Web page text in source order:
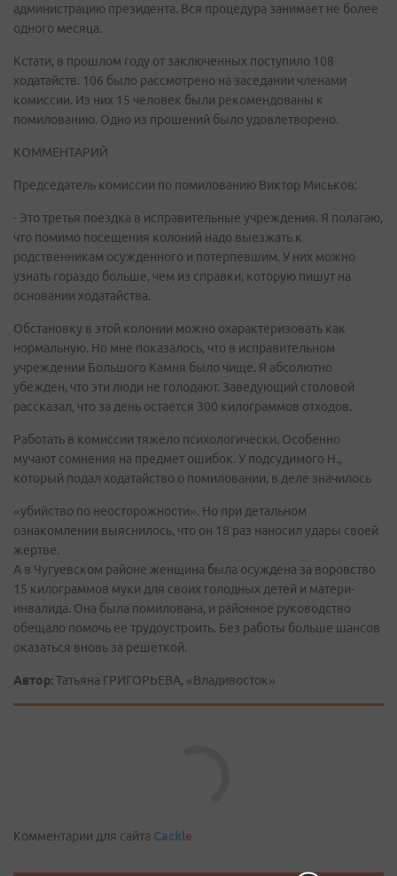
администрацию президента. Вся процедура занимает не более
одного месяца.
Кстати, в прошлом году от заключенных поступило 108
ходатайств. 106 было рассмотрено на заседании членами
комиссии. Из них 15 человек были рекомендованы к
помилованию. Одно из прошений было удовлетворено.
КОММЕНТАРИЙ
Председатель комиссии по помилованию Виктор Миськов:
- Это третья поездка в исправительные учреждения. Я полагаю,
что помимо посещения колоний надо выезжать к
родственникам осужденного и потерпевшим. У них можно
узнать гораздо больше, чем из справки, которую пишут на
основании ходатайства.
Обстановку в этой колонии можно охарактеризовать как
нормальную. Но мне показалось, что в исправительном
учреждении Большого Камня было чище. Я абсолютно
убежден, что эти люди не голодают. Заведующий столовой
рассказал, что за день остается 300 килограммов отходов.
Работать в комиссии тяжело психологически. Особенно
мучают сомнения на предмет ошибок. У подсудимого Н.,
который подал ходатайство о помиловании, в деле значилось
«убийство по неосторожности». Но при детальном
ознакомлении выяснилось, что он 18 раз наносил удары своей
жертве.
А в Чугуевском районе женщина была осуждена за воровство
15 килограммов муки для своих голодных детей и матери-
инвалида. Она была помилована, и районное руководство
обещало помочь ее трудоустроить. Без работы больше шансов
оказаться вновь за решеткой.
Автор:Татьяна ГРИГОРЬЕВА, «Владивосток»
Комментарии для сайта Cackle